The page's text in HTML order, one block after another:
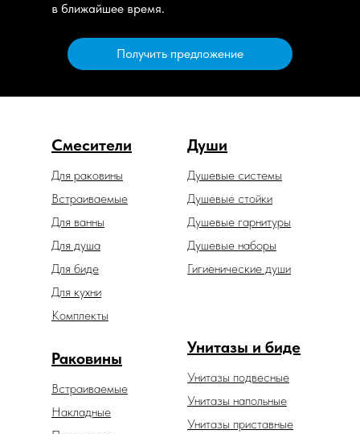
в ближайшее время.
Получить предложение
Смесители Души
Душевые гарнитуры
Душевые системы
Гигиенические души
Душевые наборы
Унитазы и биде
Унитазы подвесные
Унитазы напольные
Унитазы приставные
Раковины
Встраиваемые
Накладные
Встраиваемые
Для биде
Для ванны
Для душа
Для раковины
Для кухни
Душевые стойки
Комплекты